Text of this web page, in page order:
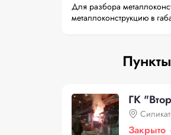
Для разбора
металлоконструкцию в
ГК
Закрыто